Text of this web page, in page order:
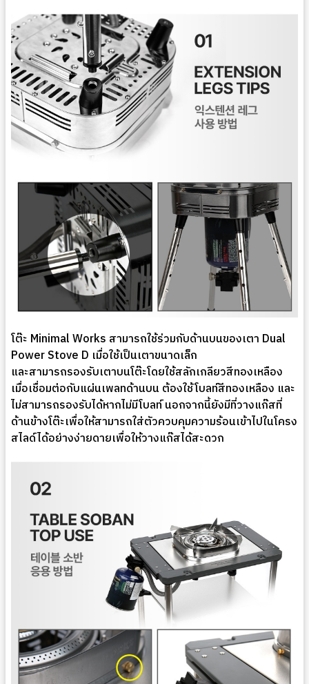
โต๊ะ Minimal Works สามารถใช้ร่วมกับด้านบนของเตา Dual
Power Stove D เมื่อใช้เป็นเตาขนาดเล็ก
และสามารถรองรับเตาบนโต๊ะโดยใช้สลักเกลียวสีทองเหลือง
เมื่อเชื่อมต่อกับแผ่นเพลทด้านบน ต้องใช้โบลท์สีทองเหลือง และ
ไม่สามารถรองรับได้หากไม่มีโบลท์ นอกจากนี้ยังมีที่วางแก๊สที่
ด้านข้างโต๊ะเพื่อให้สามารถใส่ตัวควบคุมความร้อนเข้าไปในโครง
สไลด์ได้อย่างง่ายดายเพื่อให้วางแก๊สได้สะดวก